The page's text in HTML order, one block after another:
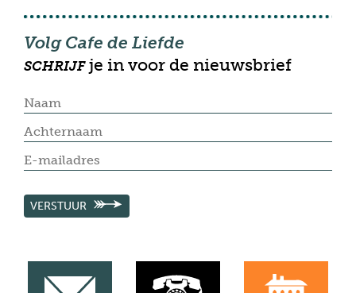
Volg Cafe de Liefde
SCHRIJFje in voor de nieuwsbrief
VERSTUUR